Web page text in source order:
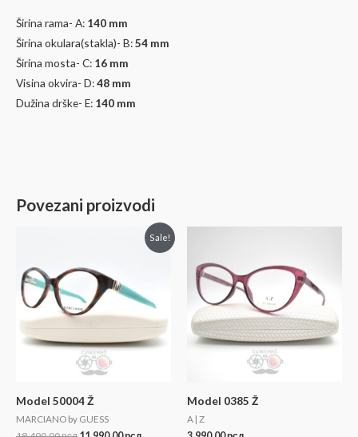
Širina rama- A: 140 mm
Širina okulara(stakla)- B:54 mm
Širina mosta- C: 16 mm
Visina okvira- D:48 mm
Dužina drške- E: 140 mm
Povezani proizvodi
Sale!
Model 50004 Ž
MARCIANO by GUESS
Model 0385 Ž
A | Z